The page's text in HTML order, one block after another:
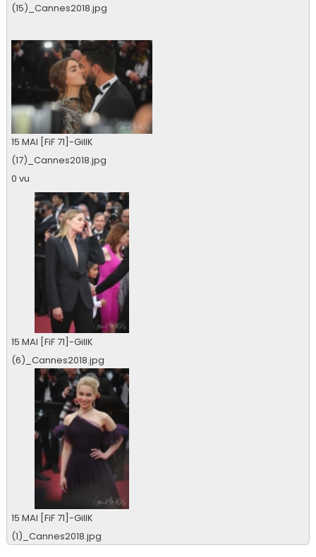
(15)_Cannes2018.jpg
15 MAI [FiF 71]-GillK
(17)_Cannes2018.jpg
0 vu
15 MAI [FiF 71]-GillK
(6)_Cannes2018.jpg
15 MAI [FiF 71]-GillK
(1)_Cannes2018.jpg